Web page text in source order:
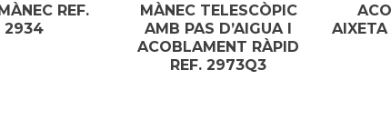
REF.
2934
MÀNEC TELESCÒPIC
AMB PAS D’AIGUA I
ACOBLAMENT RÀPID
REF. 2973Q3
AIXETA